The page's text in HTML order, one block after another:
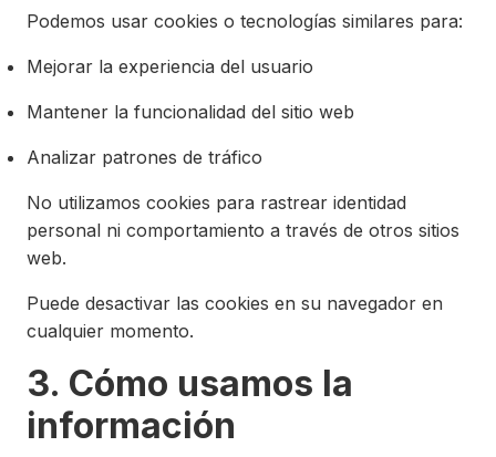
Podemos usar cookies o tecnologías similares para:
Mejorar la experiencia del usuario
Mantener la funcionalidad del sitio web
Analizar patrones de tráfico
No utilizamos cookies para rastrear identidad
personal ni comportamiento a través de otros sitios
web.
Puede desactivar las cookies en su navegador en
cualquier momento.
3. Cómo usamos la
información